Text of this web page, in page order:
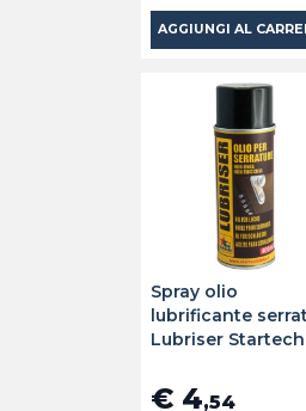
AGGIUNGI AL
Spray olio
lubrificante
Lubriser Startech
€ 4,54